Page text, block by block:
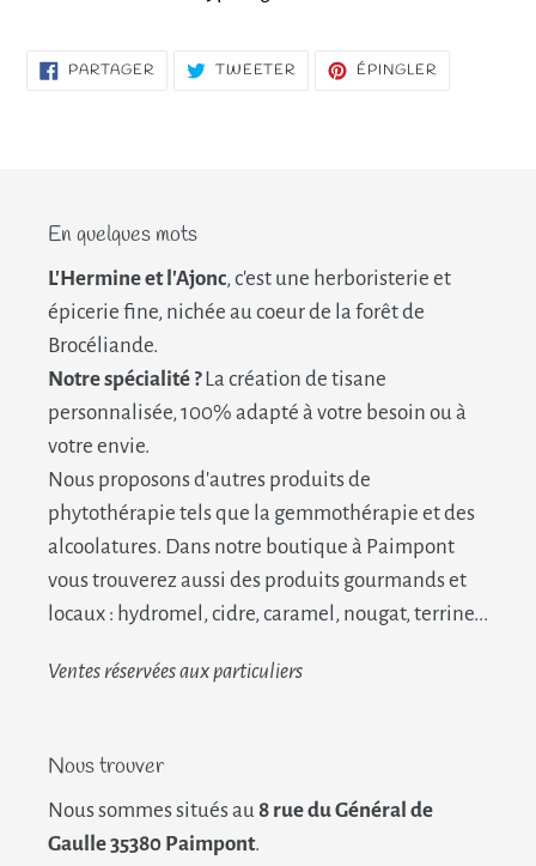
PARTAGERPARTAGER
SUR
TWEETER TWEETERÉPINGLER
En quelques mots
L'Hermine et l'Ajonc, c'est une herboristerie et
épicerie fine, nichée au coeur de la forêt de
Brocéliande.
Notre spécialité ?La création de tisane
personnalisée, 100% adapté à votre besoin ou à
votre envie.
Nous proposons d'autres produits de
phytothérapie tels que la gemmothérapie et des
alcoolatures. Dans notre boutique à Paimpont
vous trouverez aussi des produits gourmands et
locaux : hydromel, cidre, caramel, nougat, terrine...
Ventes réservées aux particuliers
Nous trouver
Nous sommes situés au8 rue du Général de
Gaulle 35380 Paimpont.